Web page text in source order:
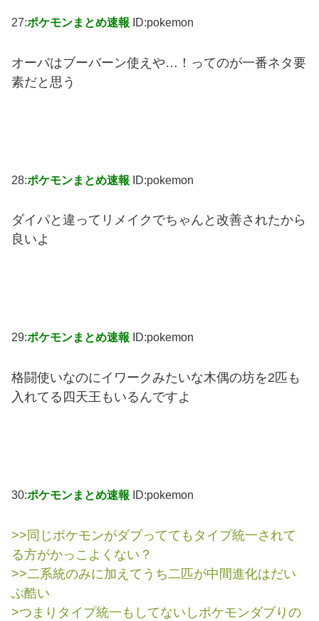
27:ポケモンまとめ速報 ID:pokemon
オーバはブーバーン使えや…！ってのが一番ネタ要
素だと思う
28:ポケモンまとめ速報 ID:pokemon
ダイパと違ってリメイクでちゃんと改善されたから
良いよ
29:ポケモンまとめ速報 ID:pokemon
格闘使いなのにイワークみたいな木偶の坊を2匹も
入れてる四天王もいるんですよ
30:ポケモンまとめ速報 ID:pokemon
>>同じポケモンがダブっててもタイプ統一されて
る方がかっこよくない？
>>二系統のみに加えてうち二匹が中間進化はだい
ぶ酷い
>つまりタイプ統一もしてないしポケモンダブりの